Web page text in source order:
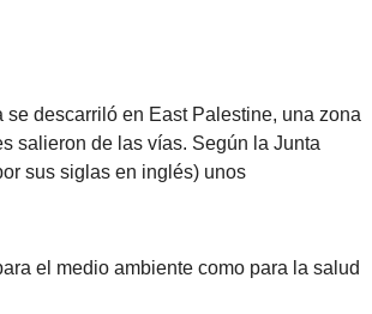
descarriló en East Palestine, una zona
salieron de las vías. Según la Junta
sus siglas en inglés) unos
el medio ambiente como para la salud